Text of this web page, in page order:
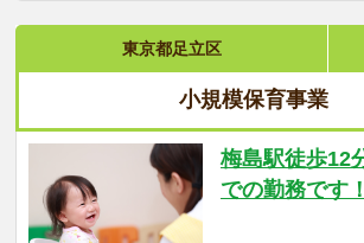
東京都足立区
小規模保育事業
梅島駅徒歩12
での勤務です！